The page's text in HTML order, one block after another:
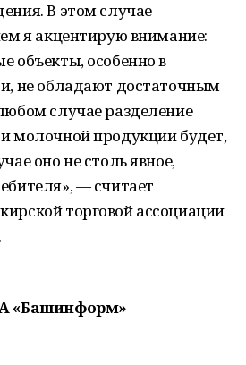
В этом случае
я акцентирую внимание:
объекты, особенно в
не обладают достаточным
случае разделение
молочной продукции будет,
оно не столь явное,
— считает
торговой ассоциации
«Башинформ»